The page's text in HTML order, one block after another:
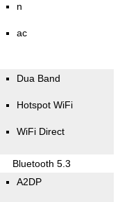
n
ac
Dua Band
Hotspot WiFi
WiFi Direct
Bluetooth 5.3
A2DP